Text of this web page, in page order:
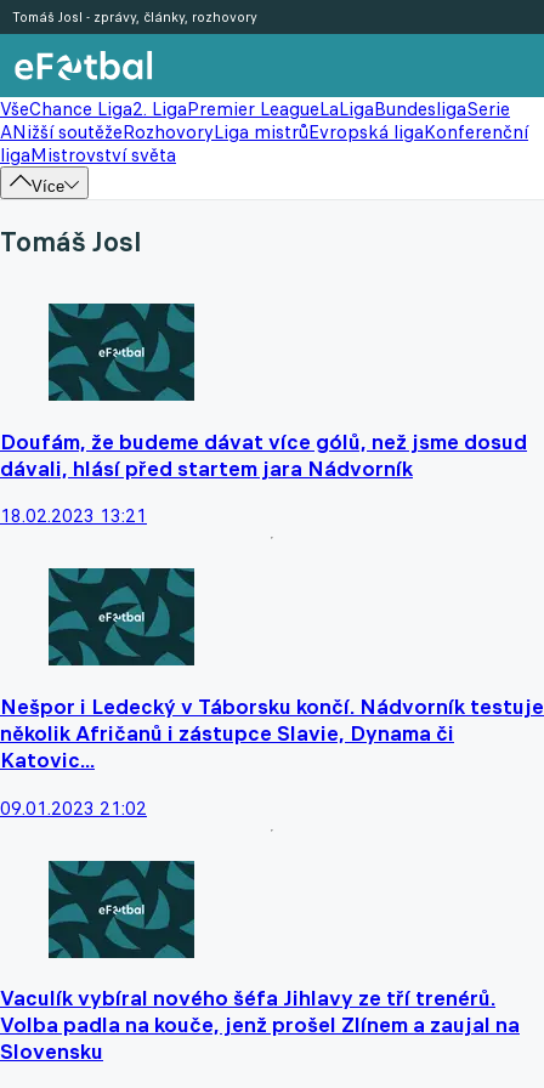
VšeChance Liga2. LigaPremier LeagueLaLigaBundesligaSerie
ANižší soutěžeRozhovoryLiga mistrůEvropská ligaKonferenční
ligaMistrovství světa
Více
Tomáš Josl - zprávy, články, rozhovory
Tomáš Josl
Doufám, že budeme dávat více gólů, než jsme dosud
dávali, hlásí před startem jara Nádvorník
18.02.2023 13:21
Nešpor i Ledecký v Táborsku končí. Nádvorník testuje
několik Afričanů i zástupce Slavie, Dynama či
Katovic...
09.01.2023 21:02
Vaculík vybíral nového šéfa Jihlavy ze tří trenérů.
Volba padla na kouče, jenž prošel Zlínem a zaujal na
Slovensku